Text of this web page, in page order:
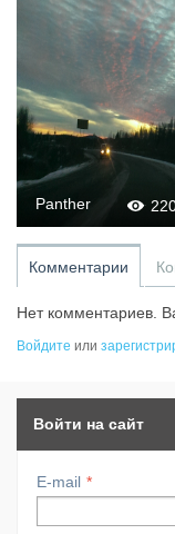
Panther
Комментарии
Нет комментариев.
Войдите или
Войти на сайт
E-mail